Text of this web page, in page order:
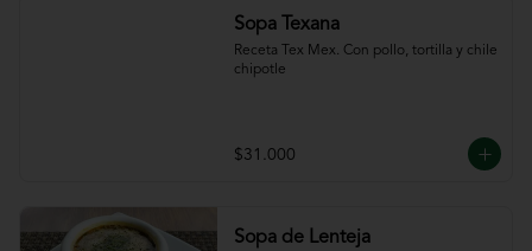
Sopa Texana
Receta Tex Mex. Con pollo, tortilla y chile
chipotle
$31.000
Sopa de Lenteja